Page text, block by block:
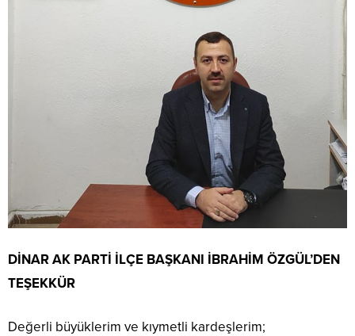
DİNAR AK PARTİ İLÇE BAŞKANI İBRAHİM ÖZGÜL’DEN
TEŞEKKÜR
Değerli büyüklerim ve kıymetli kardeşlerim;